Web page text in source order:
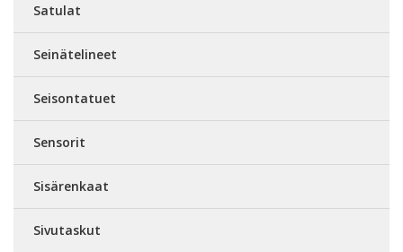
Satulat
Seinätelineet
Seisontatuet
Sensorit
Sisärenkaat
Sivutaskut